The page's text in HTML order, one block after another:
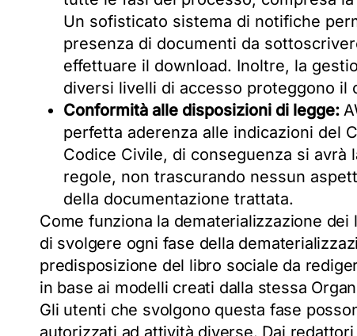
Un sofisticato sistema di notifiche
presenza di documenti da
effettuare il download. Inoltre, la
diversi livelli di accesso proteggono
Conformità alle disposizioni di legge:
perfetta aderenza alle indicazioni del
Codice Civile, di conseguenza si
regole, non trascurando nessun
della documentazione trattata.
Come funziona la dematerializzazione
di svolgere ogni fase della
predisposizione del libro sociale da
in base ai modelli creati dalla stessa
Gli utenti che svolgono questa fase
autorizzati ad attività diverse. Dai